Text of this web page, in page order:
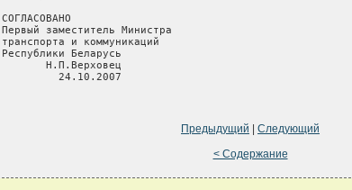
СОГЛАСОВАНО
Первый заместитель Министра
транспорта и коммуникаций
Республики Беларусь
       Н.П.Верховец
         24.10.2007
Предыдущий
Следующий
< Содержание